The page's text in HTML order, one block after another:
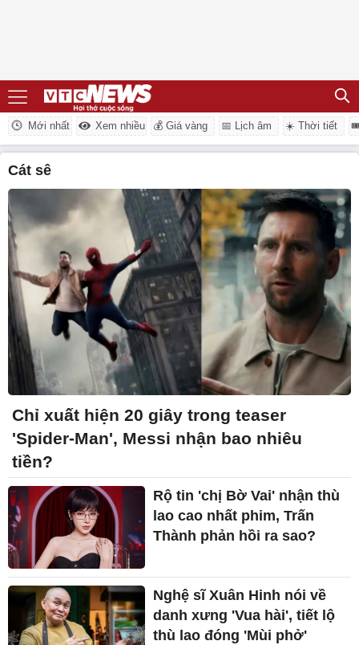
Mới nhất Xem nhiều 💰 Giá vàng 📅 Lịch âm ☀️ Thời tiết
cát sê
Chỉ xuất hiện 20 giây trong teaser
'Spider-Man', Messi nhận bao nhiêu
tiền?
Rộ tin 'chị Bờ Vai' nhận thù
lao cao nhất phim, Trấn
Thành phản hồi ra sao?
Nghệ sĩ Xuân Hinh nói về
danh xưng 'Vua hài', tiết lộ
thù lao đóng 'Mùi phở'